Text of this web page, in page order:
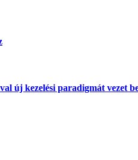
új kezelési paradigmát vezet